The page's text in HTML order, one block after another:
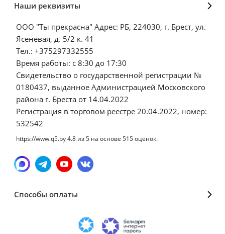
Наши реквизиты
ООО "Ты прекрасна" Адрес: РБ, 224030, г. Брест, ул.
Ясеневая, д. 5/2 к. 41
Тел.: +375297332555
Время работы: с 8:30 до 17:30
Свидетельство о государственной регистрации №
0180437, выданное Администрацией Московского
района г. Бреста от 14.04.2022
Регистрация в торговом реестре 20.04.2022, номер:
532542
https://www.q5.by4.8 из5 на основе 515оценок.
Способы оплаты